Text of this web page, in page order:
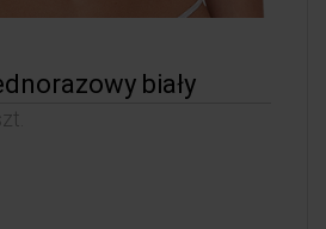
biały